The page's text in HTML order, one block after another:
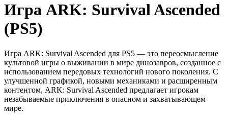
Игра ARK: Survival Ascended
(PS5)
Игра ARK: Survival Ascended для PS5 — это переосмысление
культовой игры о выживании в мире динозавров, созданное с
использованием передовых технологий нового поколения. С
улучшенной графикой, новыми механиками и расширенным
контентом, ARK: Survival Ascended предлагает игрокам
незабываемые приключения в опасном и захватывающем
мире.